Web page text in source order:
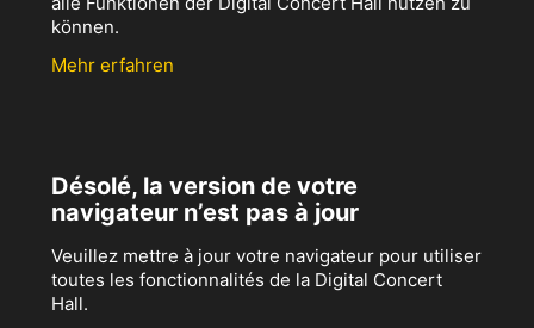
können.
Mehr erfahren
Désolé, la version de votre
navigateur n’est pas à jour
Veuillez mettre à jour votre navigateur pour utiliser
toutes les fonctionnalités de la Digital Concert
Hall.